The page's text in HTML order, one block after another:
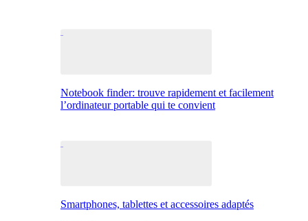
Notebook finder: trouve rapidement et facilement
l’ordinateur portable qui te convient
Smartphones, tablettes et accessoires adaptés